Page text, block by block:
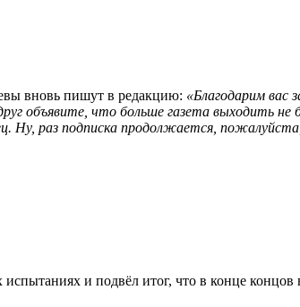
вновь пишут в редакцию: «Благодарим вас
объявите, что больше газета выходить
Ну, раз подписка продолжается,
и подвёл итог, что в конце концов